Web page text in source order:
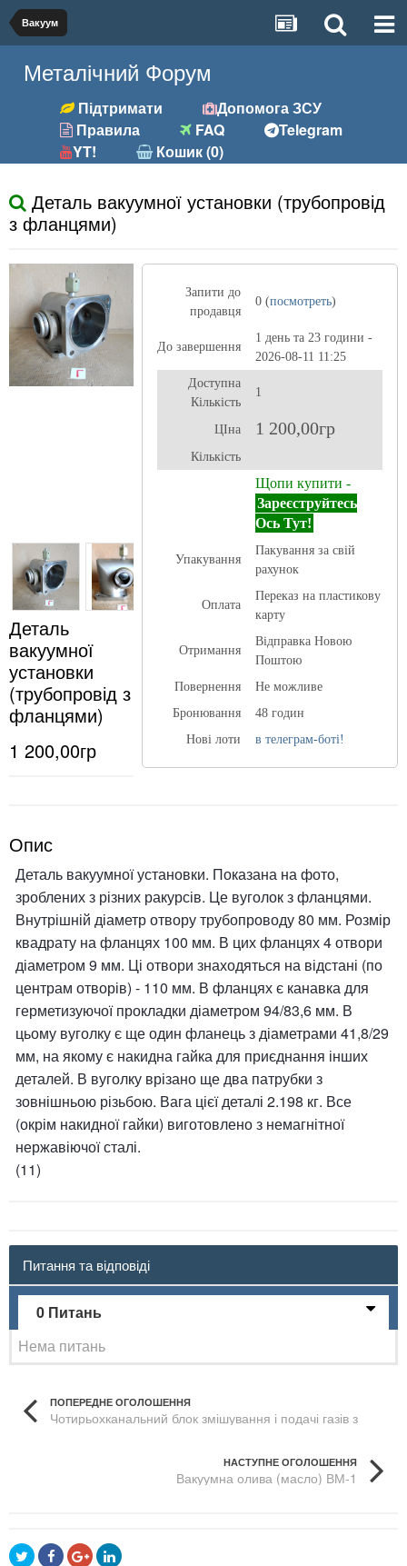
Вакуум
Металічний Форум
Підтримати
Допомога ЗСУ
Правила
FAQ
Telegram
YT!
Кошик (0)
Деталь вакуумної установки (трубопровід
з фланцями)
Деталь
вакуумної
установки
(трубопровід з
фланцями)
1 200,00гр
Запити до
продавця
0 (посмотреть)
До завершення
1 день та 23 години -
2026-08-11 11:25
Доступна
Кількість
1
ЦІна 1 200,00гр
Кількість
Щопи купити -
Зареєструйтесь
Ось Тут!
Упакування
Пакування за свій
рахунок
Оплата
Переказ на пластикову
карту
Отримання
Відправка Новою
Поштою
Повернення
Не можливе
Бронювання
48 годин
Нові лоти
в телеграм-боті!
Опис
Деталь вакуумної установки. Показана на фото,
зроблених з різних ракурсів. Це вуголок з фланцями.
Внутрішній діаметр отвору трубопроводу 80 мм. Розмір
квадрату на фланцях 100 мм. В цих фланцях 4 отвори
діаметром 9 мм. Ці отвори знаходяться на відстані (по
центрам отворів) - 110 мм. В фланцях є канавка для
герметизуючої прокладки діаметром 94/83,6 мм. В
цьому вуголку є ще один фланець з діаметрами 41,8/29
мм, на якому є накидна гайка для приєднання інших
деталей. В вуголку врізано ще два патрубки з
зовнішньою різьбою. Вага цієї деталі 2.198 кг. Все
(окрім накидної гайки) виготовлено з немагнітної
нержавіючої сталі.
(11)
Питання та відповіді
0 Питань
Нема питань
ПОПЕРЕДНЕ ОГОЛОШЕННЯ
Чотирьохканальний блок змішування і подачі газів з
НАСТУПНЕ ОГОЛОШЕННЯ
Вакуумна олива (масло) ВМ-1